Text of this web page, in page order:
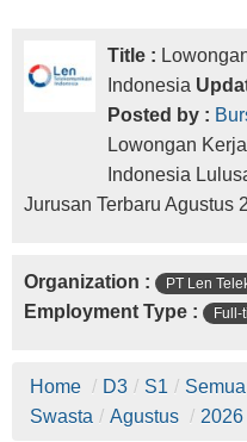
Title :
Indonesia
Posted by :
Lowongan
Indonesia
Jurusan Terbaru Agustus
Organization : PT Len
Employment Type : Full-
Home / D3 / S1 /
Swasta / Agustus / 2026